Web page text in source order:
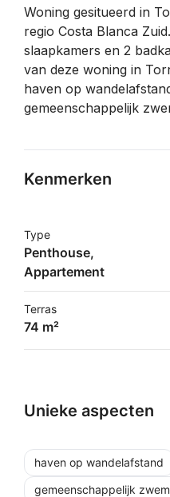
Woning gesitueerd in
regio Costa Blanca
slaapkamers en 2
van deze woning in
haven op
gemeenschappelijk
Kenmerken
Type
Penthouse,
Appartement
Terras
74 m²
Unieke aspecten
haven op wandelafstand
gemeenschappelijk